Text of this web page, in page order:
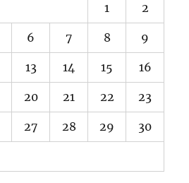
1 2
6 7 8 9
13 14 15 16
20 21 22 23
27 28 29 30